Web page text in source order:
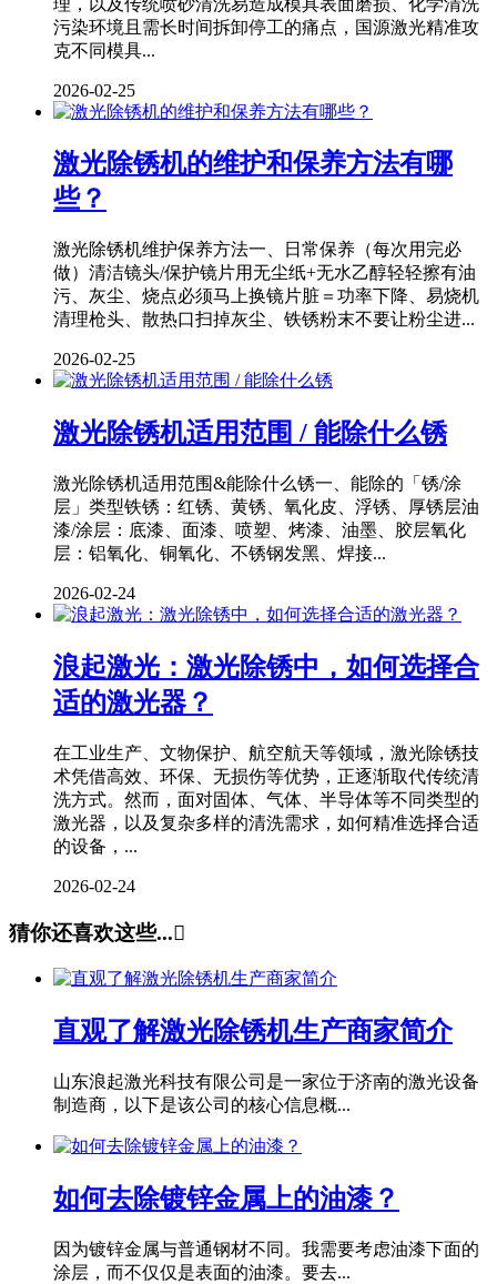
污染环境且需长时间拆卸停工的痛点，国源激光精准攻
克不同模具...
2026-02-25
激光除锈机的维护和保养方法有哪
些？
激光除锈机维护保养方法一、日常保养（每次用完必
做）清洁镜头/保护镜片用无尘纸+无水乙醇轻轻擦有油
污、灰尘、烧点必须马上换镜片脏＝功率下降、易烧机
清理枪头、散热口扫掉灰尘、铁锈粉末不要让粉尘进...
2026-02-25
激光除锈机适用范围 / 能除什么锈
激光除锈机适用范围&能除什么锈一、能除的「锈/涂
层」类型铁锈：红锈、黄锈、氧化皮、浮锈、厚锈层油
漆/涂层：底漆、面漆、喷塑、烤漆、油墨、胶层氧化
层：铝氧化、铜氧化、不锈钢发黑、焊接...
2026-02-24
浪起激光：激光除锈中，如何选择合
适的激光器？
在工业生产、文物保护、航空航天等领域，激光除锈技
术凭借高效、环保、无损伤等优势，正逐渐取代传统清
洗方式。然而，面对固体、气体、半导体等不同类型的
激光器，以及复杂多样的清洗需求，如何精准选择合适
的设备，...
2026-02-24
猜你还喜欢这些...
直观了解激光除锈机生产商家简介
山东浪起激光科技有限公司是一家位于济南的激光设备
制造商，以下是该公司的核心信息概...
如何去除镀锌金属上的油漆？
因为镀锌金属与普通钢材不同。我需要考虑油漆下面的
涂层，而不仅仅是表面的油漆。要去...